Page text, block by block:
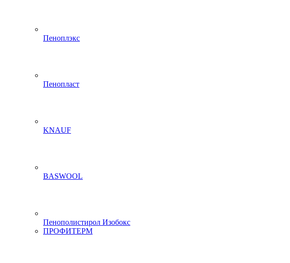
Пеноплэкс
Пенопласт
KNAUF
BASWOOL
Пенополистирол Изобокс
ПРОФИТЕРМ